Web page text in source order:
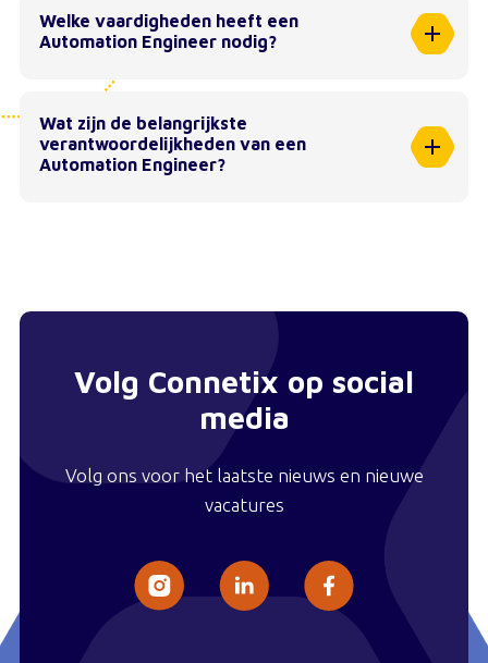
Welke vaardigheden heeft een
Automation Engineer nodig?
Wat zijn de belangrijkste
verantwoordelijkheden van een
Automation Engineer?
Volg Connetix op social
media
Volg ons voor het laatste nieuws en nieuwe
vacatures